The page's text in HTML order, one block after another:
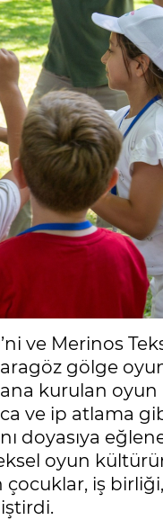
ve Merinos
gölge
kurulan oyun
ve ip atlama
doyasıya
oyun
çocuklar, iş